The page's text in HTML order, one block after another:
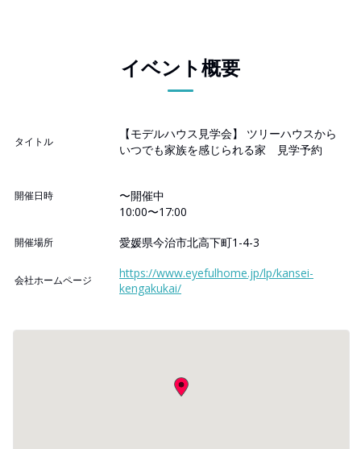
イベント概要
タイトル
【モデルハウス見学会】 ツリーハウスから
いつでも家族を感じられる家 見学予約
開催日時
〜開催中
10:00〜17:00
開催場所 愛媛県今治市北高下町1-4-3
会社ホームページ
https://www.eyefulhome.jp/lp/kansei-
kengakukai/